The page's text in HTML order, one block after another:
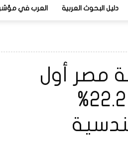
دليل البحوث العربية العرب في
مصر أول
10 أشهر بالعام المالي بارتفاع 22.2%